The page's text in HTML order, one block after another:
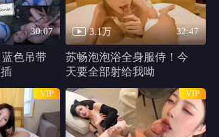
莉·贝瑞,克里斯汀·帕克,马修·凯文·安德森,史蒂芬妮·拉文
·B.詹金斯,Cadence,Compton
共 1 集
1